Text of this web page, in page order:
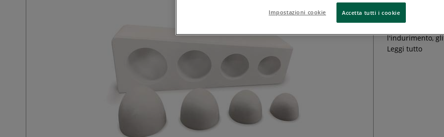
Questo stampo
Lo stampo è
l'indurimento,
Leggi tutto
Impostazioni cookie Accetta tutti i cookie